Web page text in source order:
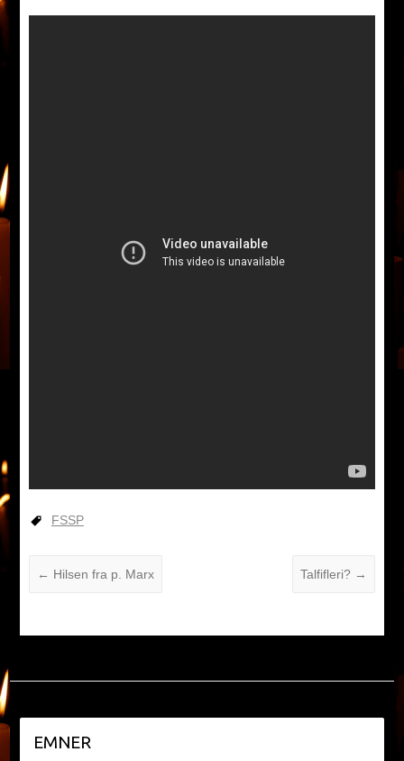
FSSP
← Hilsen fra p. Marx Talfifleri? →
EMNER